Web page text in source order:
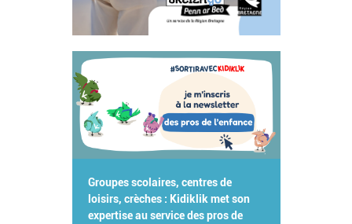
Groupes scolaires, centres de
loisirs, crèches : Kidiklik met son
expertise au service des pros de